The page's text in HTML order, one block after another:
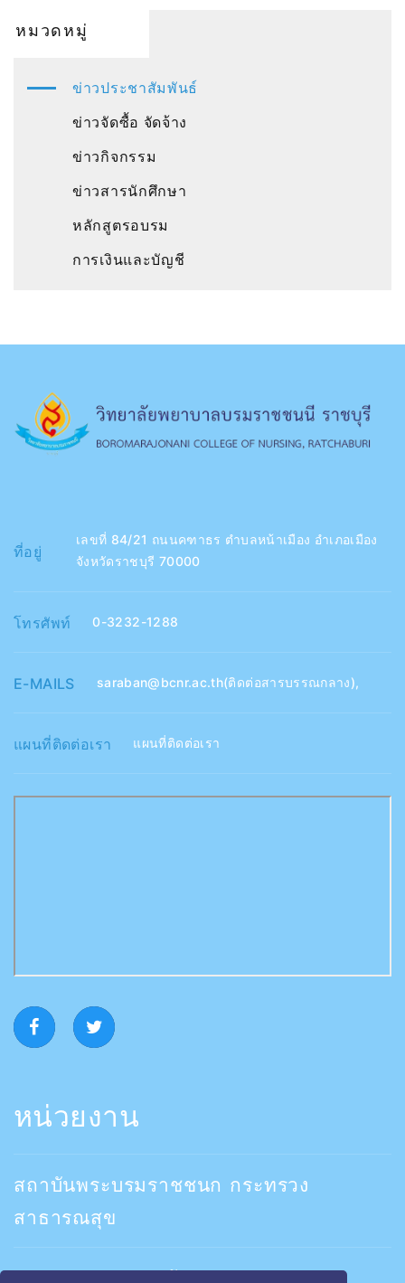
หมวดหมู่
ข่าวประชาสัมพันธ์
ข่าวจัดซื้อ จัดจ้าง
ข่าวกิจกรรม
ข่าวสารนักศึกษา
หลักสูตรอบรม
การเงินและบัญชี
ที่อยู่
เลขที่ 84/21 ถนนคฑาธร ตำบลหน้าเมือง อำเภอเมือง
จังหวัดราชบุรี 70000
โทรศัพท์ 0-3232-1288
E-MAILS saraban@bcnr.ac.th(ติดต่อสารบรรณกลาง),
แผนที่ติดต่อเรา แผนที่ติดต่อเรา
หน่วยงาน
สถาบันพระบรมราชชนก กระทรวง
สาธารณสุข
คณะพยาบาลสถาบันพระบรมราชชนก